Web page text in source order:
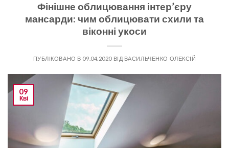
Фінішне облицювання інтер’єру
мансарди: чим облицювати схили та
віконні укоси
ПУБЛІКОВАНО В 09.04.2020 ВІД ВАСИЛЬЧЕНКО ОЛЕКСІЙ
09
Кві